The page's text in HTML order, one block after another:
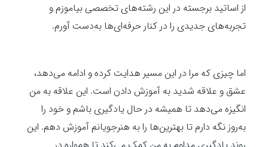
از اساتید برجسته در این رشته‌های تخصصی بیاموزم و
تجربه‌های جدیدی را در کنار حرفه‌ای‌ها به‌دست آورم.
اما چیزی که مرا در این مسیر هدایت کرده و ادامه می‌دهد،
عشق و علاقه شدید به آموزش دادن است. این علاقه به من
انگیزه می‌دهد تا همیشه در حال یادگیری باشم و خود را
به‌روز نگه دارم تا بهترین‌ها را به هنرجویانم آموزش دهم. این